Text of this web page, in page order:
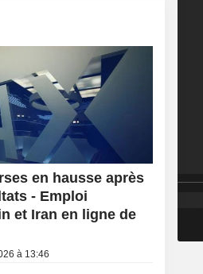
en hausse après
- Emploi
et Iran en ligne de
à 13:46